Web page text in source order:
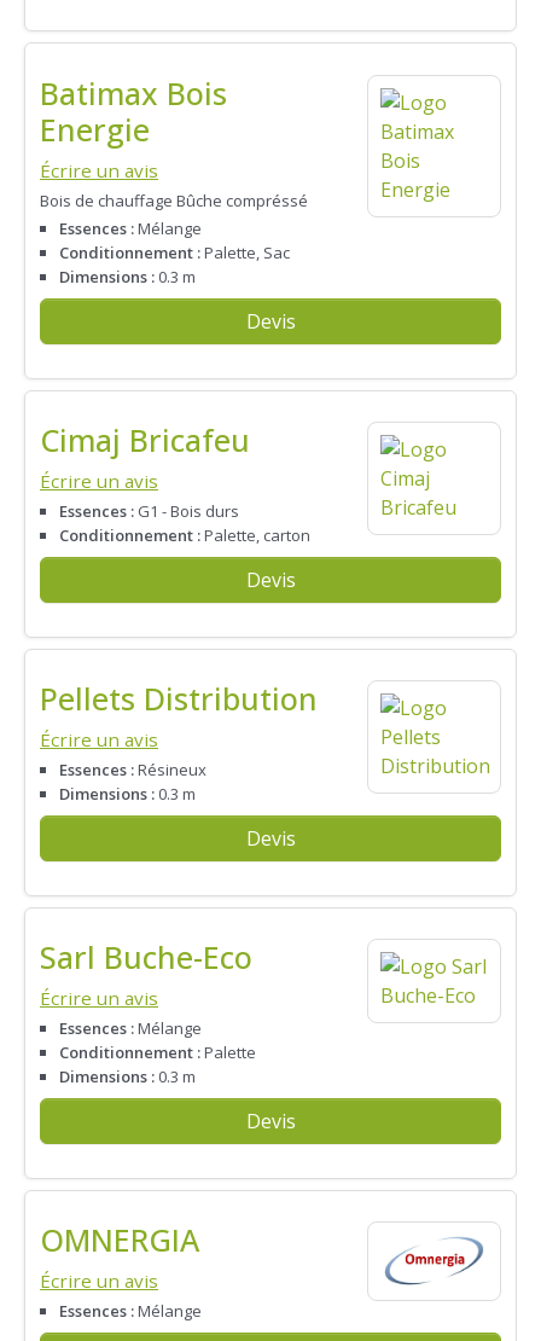
Batimax Bois
Energie
Écrire un avis
Bois de chauffage Bûche compréssé
Essences :Mélange
Conditionnement :Palette, Sac
Dimensions : 0.3 m
Devis
Cimaj Bricafeu
Écrire un avis
Essences : G1 - Bois durs
Conditionnement :Palette, carton
Devis
Pellets Distribution
Écrire un avis
Essences :Résineux
Dimensions : 0.3 m
Devis
Sarl Buche-Eco
Écrire un avis
Essences :Mélange
Conditionnement :Palette
Dimensions : 0.3 m
Devis
OMNERGIA
Écrire un avis
Essences :Mélange